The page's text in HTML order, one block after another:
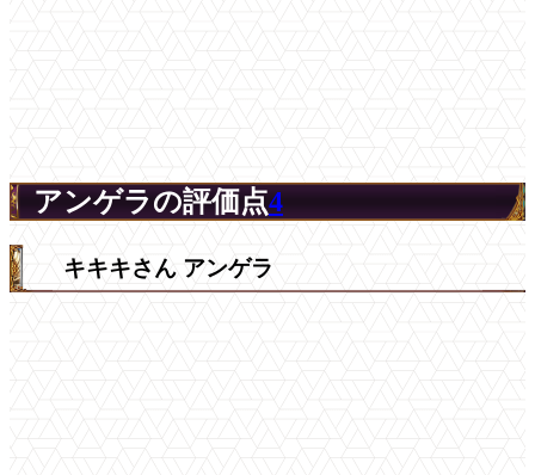
アンゲラの評価点4
キキキさん アンゲラ